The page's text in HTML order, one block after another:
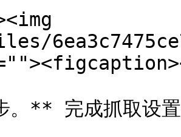
** 完成抓取设